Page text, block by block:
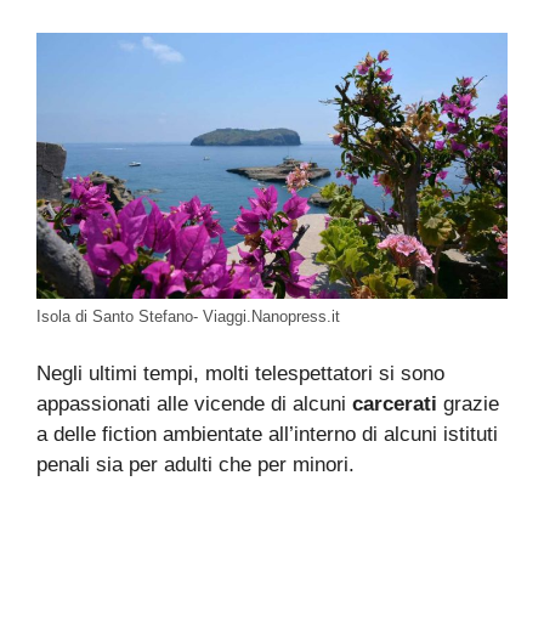
Isola di Santo Stefano- Viaggi.Nanopress.it
Negli ultimi tempi, molti telespettatori si sono
appassionati alle vicende di alcuni carcerati grazie
a delle fiction ambientate all’interno di alcuni istituti
penali sia per adulti che per minori.